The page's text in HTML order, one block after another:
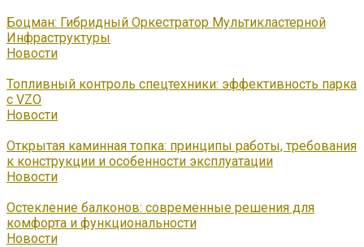
Боцман: Гибридный Оркестратор Мультикластерной
Инфраструктуры
Новости
Топливный контроль спецтехники: эффективность парка
с VZO
Новости
Открытая каминная топка: принципы работы, требования
к конструкции и особенности эксплуатации
Новости
Остекление балконов: современные решения для
комфорта и функциональности
Новости